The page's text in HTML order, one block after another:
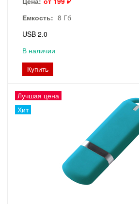
Емкость: 8 Гб
USB 2.0
В наличии
Купить
Лучшая цена
Хит